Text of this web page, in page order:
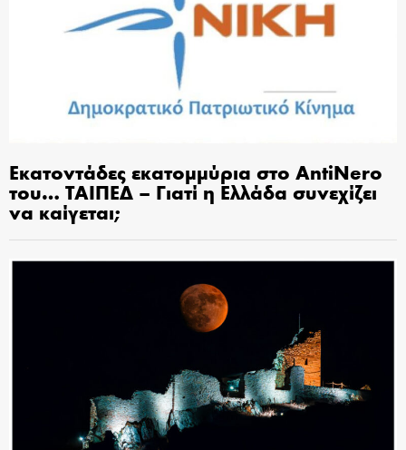
Εκατοντάδες εκατομμύρια στο AntiNero
του… ΤΑΙΠΕΔ – Γιατί η Ελλάδα συνεχίζει
να καίγεται;